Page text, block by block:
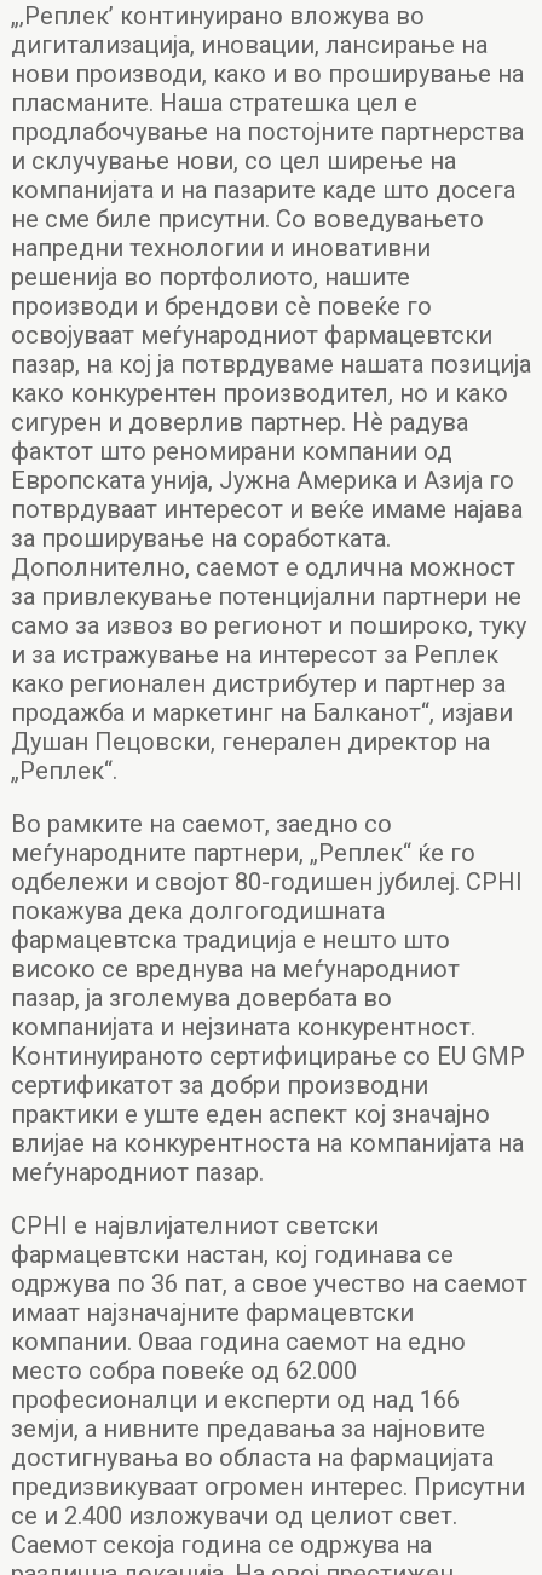
„‚Реплек’ континуирано вложува во
дигитализација, иновации, лансирање на
нови производи, како и во проширување на
пласманите. Наша стратешка цел е
продлабочување на постојните партнерства
и склучување нови, со цел ширење на
компанијата и на пазарите каде што досега
не сме биле присутни. Со воведувањето
напредни технологии и иновативни
решенија во портфолиото, нашите
производи и брендови сѐ повеќе го
освојуваат меѓународниот фармацевтски
пазар, на кој ја потврдуваме нашата позиција
како конкурентен производител, но и како
сигурен и доверлив партнер. Нѐ радува
фактот што реномирани компании од
Европската унија, Јужна Америка и Азија го
потврдуваат интересот и веќе имаме најава
за проширување на соработката.
Дополнително, саемот е одлична можност
за привлекување потенцијални партнери не
само за извоз во регионот и пошироко, туку
и за истражување на интересот за Реплек
како регионален дистрибутер и партнер за
продажба и маркетинг на Балканот“, изјави
Душан Пецовски, генерален директор на
„Реплек“.
Во рамките на саемот, заедно со
меѓународните партнери, „Реплек“ ќе го
одбележи и својот 80-годишен јубилеј. CPHI
покажува дека долгогодишната
фармацевтска традиција е нешто што
високо се вреднува на меѓународниот
пазар, ја зголемува довербата во
компанијата и нејзината конкурентност.
Континуираното сертифицирање со EU GMP
сертификатот за добри производни
практики е уште еден аспект кој значајно
влијае на конкурентноста на компанијата на
меѓународниот пазар.
CPHI е највлијателниот светски
фармацевтски настан, кој годинава се
одржува по 36 пат, а свое учество на саемот
имаат најзначајните фармацевтски
компании. Оваа година саемот на едно
место собра повеќе од 62.000
професионалци и експерти од над 166
земји, а нивните предавања за најновите
достигнувања во областа на фармацијата
предизвикуваат огромен интерес. Присутни
се и 2.400 изложувачи од целиот свет.
Саемот секоја година се одржува на